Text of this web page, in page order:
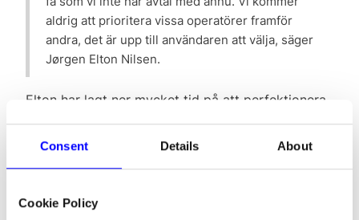
Consent Details About
Cookie Policy
aldrig att prioritera vissa operatörer framför
andra, det är upp till användaren att välja, säger
Jørgen Elton Nilsen.
Elton har lagt ner mycket tid på att perfektionera
nyheten att appen nu fungerar i hela Norden. De
kunna anpassas Eltons kunder i hela Norden.